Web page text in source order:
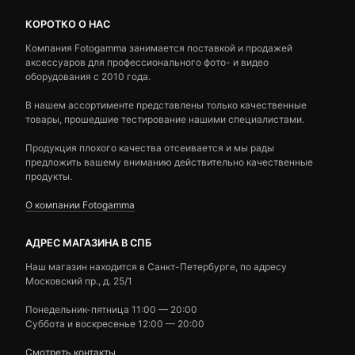
КОРОТКО О НАС
Компания Fotogamma занимается поставкой и продажей
аксессуаров для профессионального фото- и видео
оборудования с 2010 года.
В нашем ассортименте представлены только качественные
товары, прошедшие тестирование нашими специалистами.
Продукция плохого качества отсеивается и мы рады
предложить вашему вниманию действительно качественные
продукты.
О компании Fotogamma
АДРЕС МАГАЗИНА В СПБ
Наш магазин находится в Санкт-Петербурге, по адресу
Московский пр., д. 25/1
Понедельник-пятница 11:00 — 20:00
Суббота и воскресенье 12:00 — 20:00
Смотреть контакты